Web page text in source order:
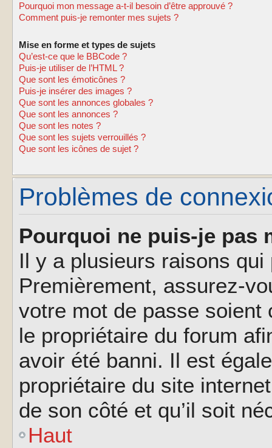
Pourquoi mon message a-t-il besoin d’être approuvé ?
Comment puis-je remonter mes sujets ?
Mise en forme et types de sujets
Qu’est-ce que le BBCode ?
Puis-je utiliser de l’HTML ?
Que sont les émoticônes ?
Puis-je insérer des images ?
Que sont les annonces globales ?
Que sont les annonces ?
Que sont les notes ?
Que sont les sujets verrouillés ?
Que sont les icônes de sujet ?
Problèmes de
Pourquoi ne puis-je pas
Il y a plusieurs raisons
Premièrement, assurez-
votre mot de passe soient
le propriétaire du forum
avoir été banni. Il est
propriétaire du site
de son côté et qu’il soit
Haut